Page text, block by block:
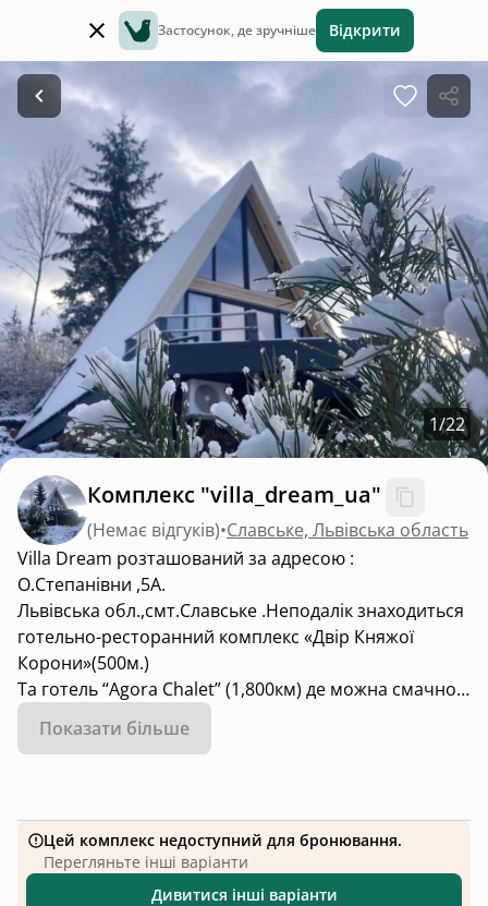
Застосунок, де зручніше Відкрити
1/22
Комплекс "villa_dream_ua"
(Немає відгуків)•Славське, Львівська область
Villa Dream розташований за адресою :
О.Степанівни ,5А.
Львівська обл.,смт.Славське .Неподалік знаходиться
готельно-ресторанний комплекс «Двір Княжої
Корони»(500м.)
Та готель “Agora Chalet” (1,800км) де можна смачно
пообідати .
Підʼїзд -крутий підйом !
Показати більше
Цей комплекс недоступний для бронювання.
Перегляньте інші варіанти
Дивитися інші варіанти